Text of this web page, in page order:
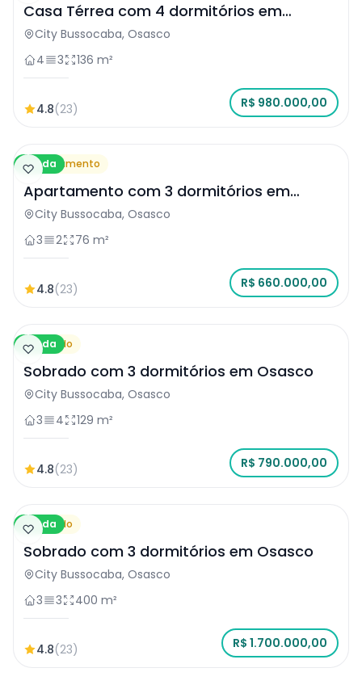
Casa Térrea com 4 dormitórios em
Osasco
City Bussocaba, Osasco
4
3 136 m²
4.8(23) R$ 980.000,00
Venda
Apartamento
Apartamento com 3 dormitórios em
Osasco
City Bussocaba, Osasco
3
2 76 m²
4.8(23) R$ 660.000,00
Venda
Sobrado
Sobrado com 3 dormitórios em Osasco
City Bussocaba, Osasco
3
4 129 m²
4.8(23) R$ 790.000,00
Venda
Sobrado
Sobrado com 3 dormitórios em Osasco
City Bussocaba, Osasco
3
3 400 m²
4.8(23) R$ 1.700.000,00